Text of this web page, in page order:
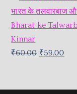
भारत के तलवारबाज
Bharat ke
Kinnar
₹60.00 ₹59.00